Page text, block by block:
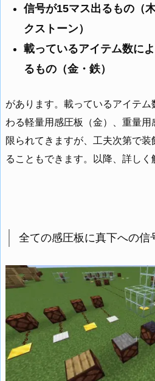
信号が15マス出るもの（
クストーン）
載っているアイテム数に
るもの（金・鉄）
があります。載っているアイテ
わる軽量用感圧板（金）、重量
限られてきますが、工夫次第で
ることもできます。以降、詳しく
全ての感圧板に真下への信